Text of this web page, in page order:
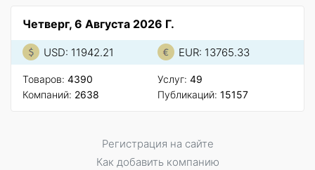
Четверг, 6 Августа 2026 Г.
USD: 11942.21 EUR: 13765.33
Товаров: 4390
Компаний: 2638
Услуг: 49
Публикаций: 15157
Регистрация на сайте
Как добавить компанию